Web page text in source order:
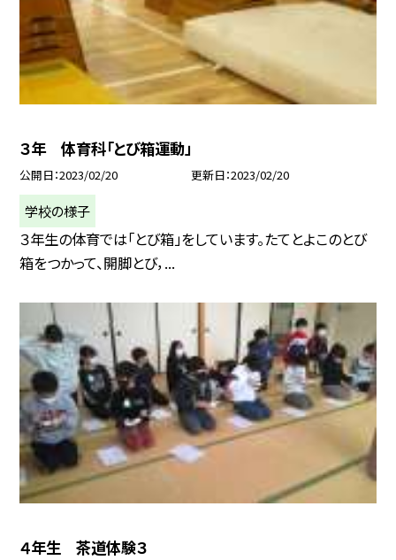
３年 体育科「とび箱運動」
公開日 2023/02/20 更新日 2023/02/20
学校の様子
３年生の体育では「とび箱」をしています。たてとよこのとび
箱をつかって、開脚とび，...
４年生 茶道体験３